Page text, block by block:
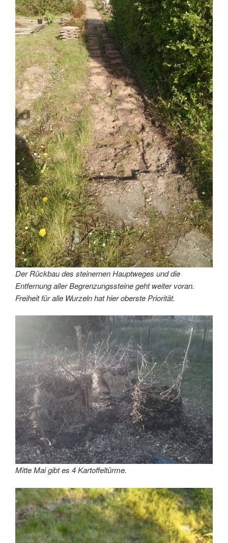
Der Rückbau des steinernen Hauptweges und die
Entfernung aller Begrenzungssteine geht weiter voran.
Freiheit für alle Wurzeln hat hier oberste Priorität.
Mitte Mai gibt es 4 Kartoffeltürme.